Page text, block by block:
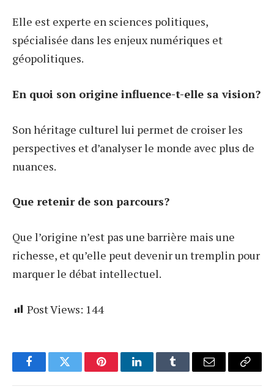
Elle est experte en sciences politiques,
spécialisée dans les enjeux numériques et
géopolitiques.
En quoi son origine influence-t-elle sa vision?
Son héritage culturel lui permet de croiser les
perspectives et d’analyser le monde avec plus de
nuances.
Que retenir de son parcours?
Que l’origine n’est pas une barrière mais une
richesse, et qu’elle peut devenir un tremplin pour
marquer le débat intellectuel.
Post Views: 144
FacebookTwitter PinterestLinkedInTumblr Email
Copy